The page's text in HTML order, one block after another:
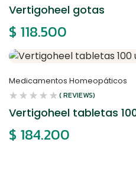
Vertigoheel gotas
$ 118.500
Medicamentos Homeopáticos
( REVIEWS)
Vertigoheel tabletas
$ 184.200